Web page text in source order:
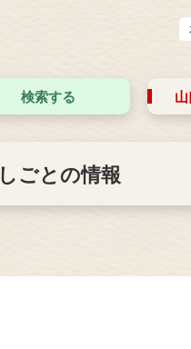
検索する
しごとの情報